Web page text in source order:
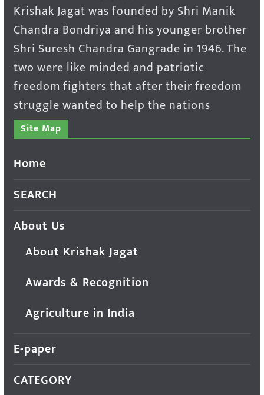
Krishak Jagat was founded by Shri Manik
Chandra Bondriya and his younger brother
Shri Suresh Chandra Gangrade in 1946. The
two were like minded and patriotic
freedom fighters that after their freedom
struggle wanted to help the nations
Site Map
Home
SEARCH
About Us
About Krishak Jagat
Awards & Recognition
Agriculture in India
E-paper
CATEGORY